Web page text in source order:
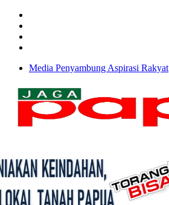
Media Penyambung Aspirasi Rakyat